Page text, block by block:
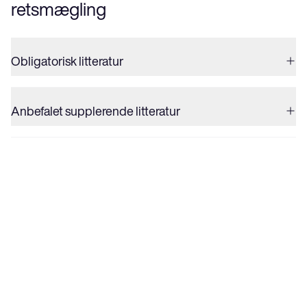
retsmægling
Obligatorisk litteratur
Anbefalet supplerende litteratur